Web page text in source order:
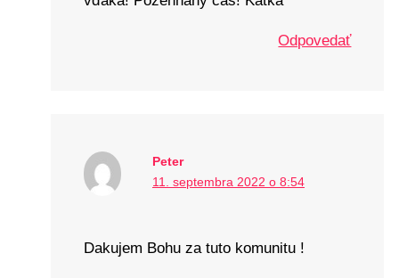
Odpovedať
Peter
11. septembra 2022 o 8:54
Dakujem Bohu za tuto komunitu !